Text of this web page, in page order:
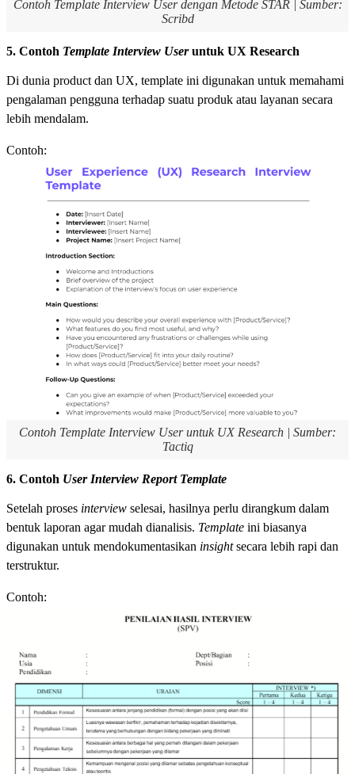
Contoh Template Interview User dengan Metode STAR | Sumber:
Scribd
5. Contoh Template Interview Useruntuk UX Research
Di dunia product dan UX, template ini digunakan untuk memahami
pengalaman pengguna terhadap suatu produk atau layanan secara
lebih mendalam.
Contoh:
Contoh Template Interview User untuk UX Research | Sumber:
Tactiq
6. Contoh User Interview Report Template
Setelah proses interview selesai, hasilnya perlu dirangkum dalam
bentuk laporan agar mudah dianalisis. Template ini biasanya
digunakan untuk mendokumentasikan insightsecara lebih rapi dan
terstruktur.
Contoh: